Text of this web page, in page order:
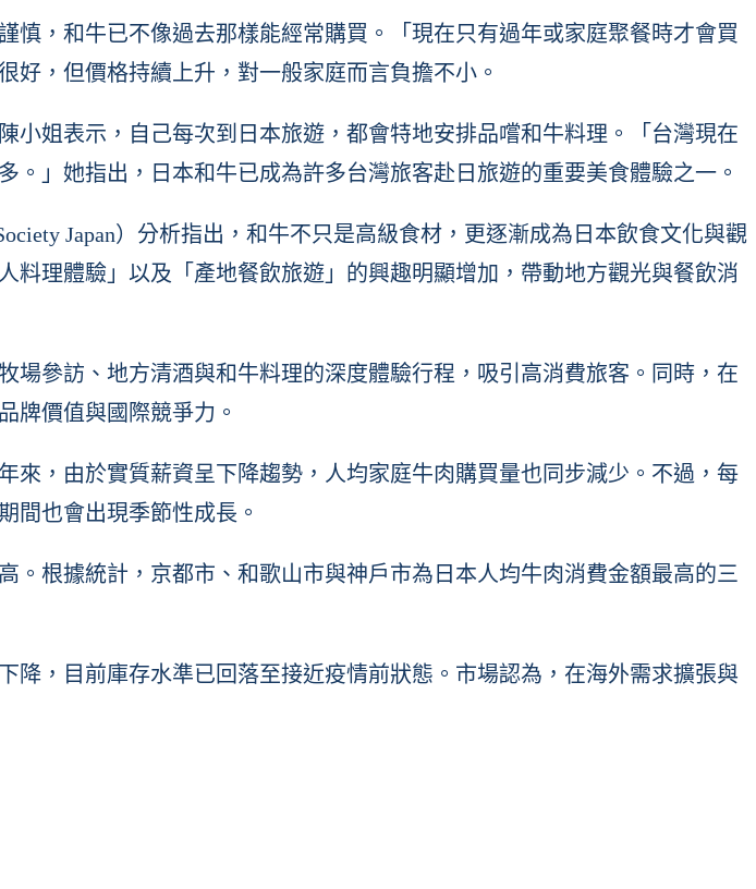
，和牛已不像過去那樣能經常購買。「現在只有過年或家庭聚餐時才會買
，但價格持續上升，對一般家庭而言負擔不小。
姐表示，自己每次到日本旅遊，都會特地安排品嚐和牛料理。「台灣現在
」她指出，日本和牛已成為許多台灣旅客赴日旅遊的重要美食體驗之一。
Japan）分析指出，和牛不只是高級食材，更逐漸成為日本飲食文化與觀
理體驗」以及「產地餐飲旅遊」的興趣明顯增加，帶動地方觀光與餐飲消
參訪、地方清酒與和牛料理的深度體驗行程，吸引高消費旅客。同時，在
牌價值與國際競爭力。
，由於實質薪資呈下降趨勢，人均家庭牛肉購買量也同步減少。不過，每
間也會出現季節性成長。
根據統計，京都市、和歌山市與神戶市為日本人均牛肉消費金額最高的三
，目前庫存水準已回落至接近疫情前狀態。市場認為，在海外需求擴張與